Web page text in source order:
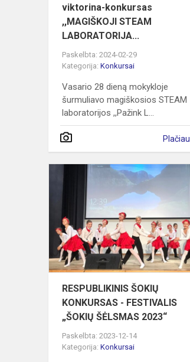
viktorina-konkursas
,,MAGIŠKOJI STEAM
LABORATORIJA...
Paskelbta: 2024-02-29
Kategorija: Konkursai
Vasario 28 dieną mokykloje
šurmuliavo magiškosios STEAM
laboratorijos ,,Pažink L...
Plačiau
RESPUBLIKINIS ŠOKIŲ
KONKURSAS - FESTIVALIS
„ŠOKIŲ ŠĖLSMAS 2023“
Paskelbta: 2023-12-14
Kategorija: Konkursai